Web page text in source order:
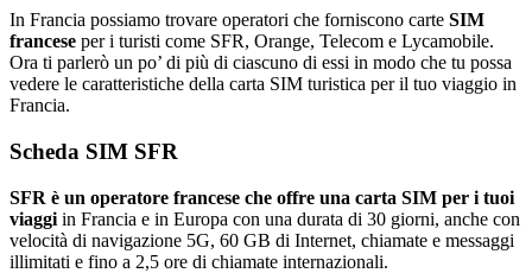
In Francia possiamo trovare operatori che forniscono carte SIM
francese per i turisti come SFR, Orange, Telecom e Lycamobile.
Ora ti parlerò un po’ di più di ciascuno di essi in modo che tu possa
vedere le caratteristiche della carta SIM turistica per il tuo viaggio in
Francia.
Scheda SIM SFR
SFR è un operatore francese che offre una carta SIM per i tuoi
viaggi in Francia e in Europa con una durata di 30 giorni, anche con
velocità di navigazione 5G, 60 GB di Internet, chiamate e messaggi
illimitati e fino a 2,5 ore di chiamate internazionali.